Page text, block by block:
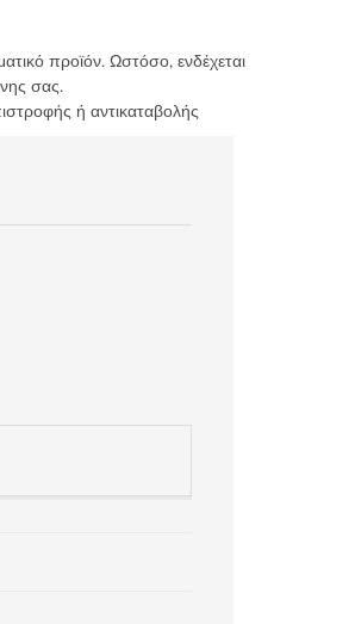
προϊόν. Ωστόσο, ενδέχεται
σας.
ή αντικαταβολής